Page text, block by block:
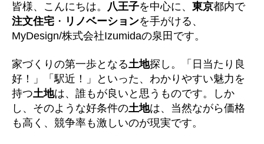
皆様、こんにちは。 八王子を中心に、 東京都内で
注文住宅 ・ リノベーションを手がける、
MyDesign/株式会社Izumidaの泉田です。
家づくりの第一歩となる土地探し。「日当たり良
好！」「駅近！」といった、わかりやすい魅力を
持つ土地は、誰もが良いと思うものです。しか
し、そのような好条件の土地は、当然ながら価格
も高く、競争率も激しいのが現実です。